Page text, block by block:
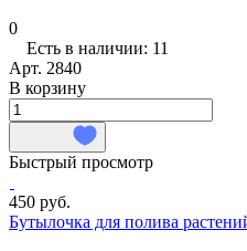
0
Есть в наличии: 11
Арт. 2840
В корзину
Быстрый просмотр
450 руб.
Бутылочка для полива